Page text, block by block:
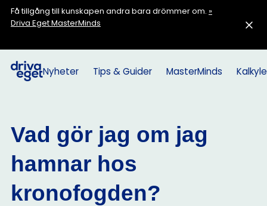
Få tillgång till kunskapen andra bara drömmer om. »
Driva Eget MasterMinds
Nyheter Tips & Guider MasterMinds
Vad gör jag om jag
hamnar hos
kronofogden?